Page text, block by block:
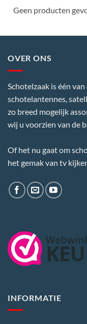
Geen producten
OVER ONS
Schotelzaak is één
schotelantennes,
zo breed mogelijk
wij u voorzien van de
Of het nu gaat om
het gemak van tv
INFORMATIE